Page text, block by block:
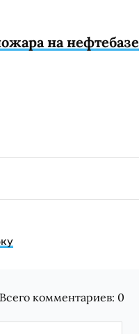
на нефтебазе
Всего комментариев: 0